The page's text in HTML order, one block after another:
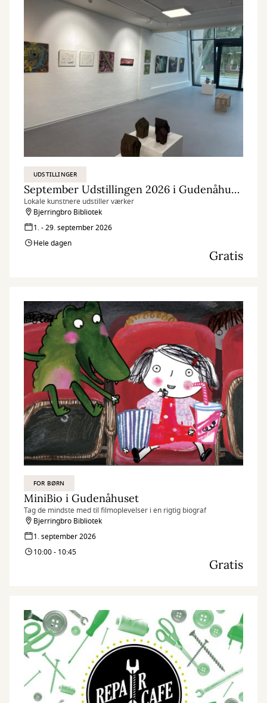
UDSTILLINGER
September Udstillingen 2026 i Gudenåhuset
Lokale kunstnere udstiller værker
Bjerringbro Bibliotek
1. - 29. september 2026
Hele dagen
Gratis
FOR BØRN
MiniBio i Gudenåhuset
Tag de mindste med til filmoplevelser i en rigtig biograf
Bjerringbro Bibliotek
1. september 2026
10:00 - 10:45
Gratis